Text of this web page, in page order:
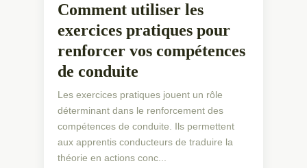
Comment utiliser les
exercices pratiques pour
renforcer vos compétences
de conduite
Les exercices pratiques jouent un rôle
déterminant dans le renforcement des
compétences de conduite. Ils permettent
aux apprentis conducteurs de traduire la
théorie en actions conc...